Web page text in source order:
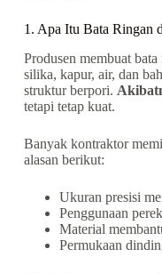
1. Apa Itu Bata Ringan
Produsen membuat
silika, kapur, air, dan
struktur berpori.
tetapi tetap kuat.
Banyak kontraktor
alasan berikut:
Ukuran presisi
Penggunaan
Material
Permukaan